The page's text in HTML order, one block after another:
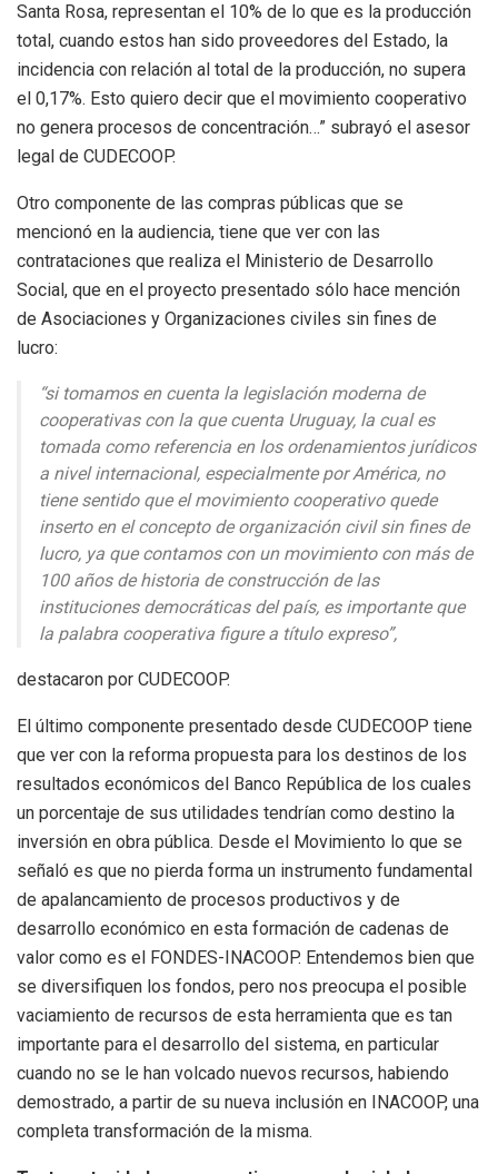
Santa Rosa, representan el 10% de lo que es la producción
total, cuando estos han sido proveedores del Estado, la
incidencia con relación al total de la producción, no supera
el 0,17%. Esto quiero decir que el movimiento cooperativo
no genera procesos de concentración…” subrayó el asesor
legal de CUDECOOP.
Otro componente de las compras públicas que se
mencionó en la audiencia, tiene que ver con las
contrataciones que realiza el Ministerio de Desarrollo
Social, que en el proyecto presentado sólo hace mención
de Asociaciones y Organizaciones civiles sin fines de
lucro:
“si tomamos en cuenta la legislación moderna de
cooperativas con la que cuenta Uruguay, la cual es
tomada como referencia en los ordenamientos jurídicos
a nivel internacional, especialmente por América, no
tiene sentido que el movimiento cooperativo quede
inserto en el concepto deorganización civil sin fines de
lucro, ya que contamos con un movimiento con más de
100 años de historia de construcción de las
instituciones democráticas del país, es importante que
la palabra cooperativa figure a título expreso”,
destacaron por CUDECOOP.
El último componente presentado desde CUDECOOP tiene
que ver con la reforma propuesta para los destinos de los
resultados económicos del Banco República de los cuales
un porcentaje de sus utilidades tendrían como destino la
inversión en obra pública. Desde el Movimiento lo que se
señaló es que no pierda forma un instrumento fundamental
de apalancamiento de procesos productivos y de
desarrollo económico en esta formación de cadenas de
valor como es el FONDES-INACOOP. Entendemos bien que
se diversifiquen los fondos, pero nos preocupa el posible
vaciamiento de recursos de esta herramienta que es tan
importante para el desarrollo del sistema, en particular
cuando no se le han volcado nuevos recursos, habiendo
demostrado, a partir de su nueva inclusión en INACOOP, una
completa transformación de la misma.